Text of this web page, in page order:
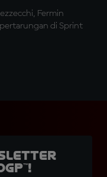
Fermin
di Sprint